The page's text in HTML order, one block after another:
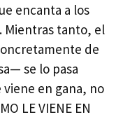
encanta a los
Mientras tanto, el
de
se lo pasa
en gana, no
LE VIENE EN